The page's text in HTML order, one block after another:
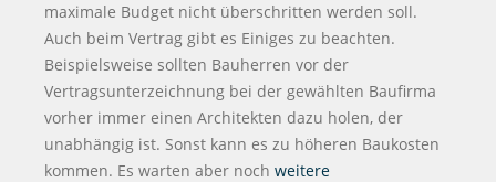
maximale Budget nicht überschritten werden soll.
Auch beim Vertrag gibt es Einiges zu beachten.
Beispielsweise sollten Bauherren vor der
Vertragsunterzeichnung bei der gewählten Baufirma
vorher immer einen Architekten dazu holen, der
unabhängig ist. Sonst kann es zu höheren Baukosten
kommen. Es warten aber noch weitere